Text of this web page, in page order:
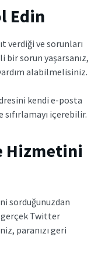
Edin
verdiği ve sorunları
bir sorun yaşarsanız,
alabilmelisiniz.
kendi e-posta
içerebilir.
Hizmetini
sorduğunuzdan
gerçek Twitter
paranızı geri